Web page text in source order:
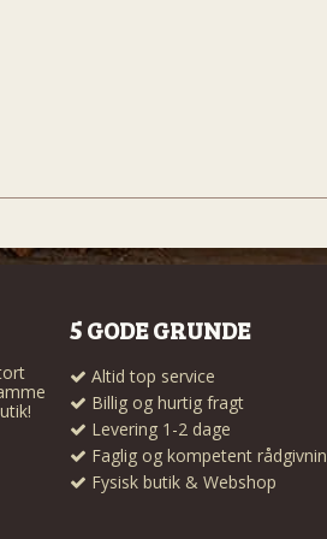
5 GODE GRUNDE
Altid top service
Billig og hurtig fragt
Levering 1-2 dage
Faglig og kompetent
Fysisk butik & Webshop